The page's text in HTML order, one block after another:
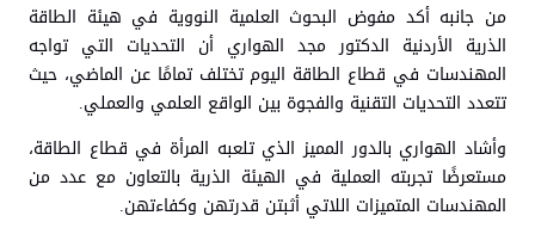
من جانبه أكد مفوض البحوث العلمية النووية في هيئة الطاقة
الذرية الأردنية الدكتور مجد الهواري أن التحديات التي تواجه
المهندسات في قطاع الطاقة اليوم تختلف تمامًا عن الماضي، حيث
تتعدد التحديات التقنية والفجوة بين الواقع العلمي والعملي.
وأشاد الهواري بالدور المميز الذي تلعبه المرأة في قطاع الطاقة،
مستعرضًا تجربته العملية في الهيئة الذرية بالتعاون مع عدد من
المهندسات المتميزات اللاتي أثبتن قدرتهن وكفاءتهن.